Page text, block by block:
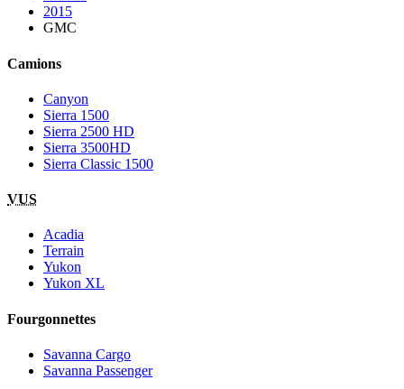
2015
GMC
Camions
Canyon
Sierra 1500
Sierra 2500 HD
Sierra 3500HD
Sierra Classic 1500
VUS
Acadia
Terrain
Yukon
Yukon XL
Fourgonnettes
Savanna Cargo
Savanna Passenger